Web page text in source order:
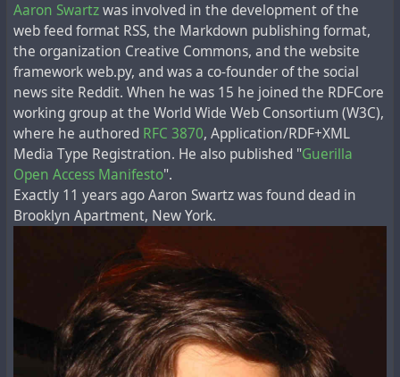
уточнить предыдущие выводы, она отменила
дальнейшие исследования. Эта система изучает
только старые устройства 2G и 3G, но не новые
технологии 4G или 5G.
Дэвис, бывшая советница NTP, сказала, что это
помогло применить меньшие по размеру тестовые
камеры. Агентству требуются годы для
планирования исследований, поэтому отказ от
этого проекта "не поддается моему пониманию на
данный момент", учитывая ежедневное
воздействие на миллионы детей, отметила она.
В заявлении, направленном по электронной почте,
NTP подтвердила, что, хотя работа над системой
и сопутствующими исследованиями завершена,
результаты будут опубликованы на сайте
агентства только "после завершения внутренних
проверок". На момент написания статьи
исследование 2019 года остается
Aaron Swartzwas involved in the development of the
web feed format RSS, the Markdown publishing format,
the organization Creative Commons, and the website
framework web.py, and was a co-founder of the social
news site Reddit. When he was 15 he joined the RDFCore
working group at the World Wide Web Consortium (W3C),
where he authored RFC 3870, Application/RDF+XML
Media Type Registration. He also published "Guerilla
Open Access Manifesto".
Exactly 11 years ago Aaron Swartz was found dead in
Brooklyn Apartment, New York.